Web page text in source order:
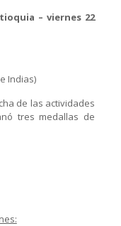
– viernes 22
Indias)
de las actividades
tres medallas de